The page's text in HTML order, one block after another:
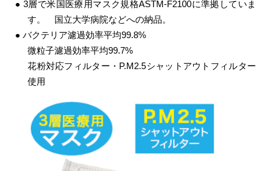
● 3層で米国医療用マスク規格ASTM-F2100に準拠していま
す。 国立大学病院などへの納品。
● バクテリア濾過効率平均99.8%
微粒子濾過効率平均99.7%
花粉対応フィルター・ P.M2.5シャットアウトフィルター
使用